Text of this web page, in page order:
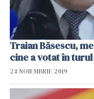
Traian Băsescu,
cine a votat în
24 NOIEMBRIE 2019